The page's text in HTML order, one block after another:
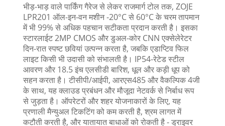
भीड़-भाड़ वाले पार्किंग गैरेज से लेकर राजमार्ग टोल तक, ZOJE
LPR201 ऑल-इन-वन मशीन -20°C से 60°C के चरम तापमान
में भी 99% से अधिक पहचान सटीकता प्रदान करती है। इसका
स्टारलाईट 2MP CMOS और डुअल-कोर CNN एक्सेलेरेटर
दिन-रात स्पष्ट छवियां उत्पन्न करता है, जबकि एडाप्टिव फिल
लाइट किसी भी उदासी को संभालती है। IP54-रेटेड स्टील
आवरण और 18.5 इंच एलसीडी बारिश, धूल और कड़ी धूप को
सहन करता है। टीसीपी/आईपी, आरएस485 और वैकल्पिक 4जी
के साथ, यह क्लाउड प्रबंधन और मौजूदा नेटवर्क से निर्बाध रूप
से जुड़ता है। ऑपरेटरों और शहर योजनाकारों के लिए, यह
प्रणाली मैन्युअल टिकटिंग को कम करती है, श्रम लागत में
कटौती करती है, और यातायात बाधाओं को रोकती है - ड्राइवर